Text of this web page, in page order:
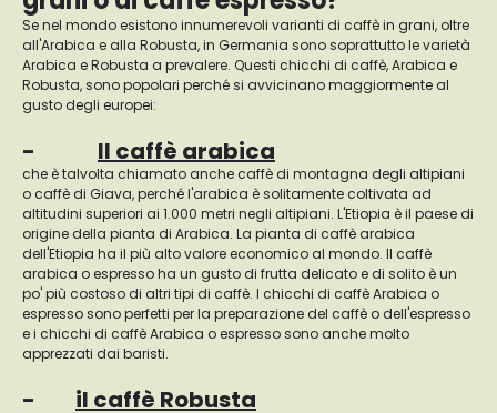
Se nel mondo esistono innumerevoli varianti di caffè in grani, oltre
all'Arabica e alla Robusta, in Germania sono soprattutto le varietà
Arabica e Robusta a prevalere. Questi chicchi di caffè, Arabica e
Robusta, sono popolari perché si avvicinano maggiormente al
gusto degli europei:
- Il caffè arabica
che è talvolta chiamato anche caffè di montagna degli altipiani
o caffè di Giava, perché l'arabica è solitamente coltivata ad
altitudini superiori ai 1.000 metri negli altipiani. L'Etiopia è il paese di
origine della pianta di Arabica. La pianta di caffè arabica
dell'Etiopia ha il più alto valore economico al mondo. Il caffè
arabica o espresso ha un gusto di frutta delicato e di solito è un
po' più costoso di altri tipi di caffè. I chicchi di caffè Arabica o
espresso sono perfetti per la preparazione del caffè o dell'espresso
e i chicchi di caffè Arabica o espresso sono anche molto
apprezzati dai baristi.
- il caffè Robusta